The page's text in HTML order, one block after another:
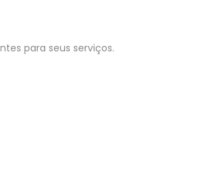
para seus serviços.